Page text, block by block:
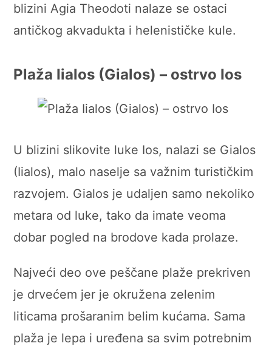
blizini Agia Theodoti nalaze se ostaci
antičkog akvadukta i helenističke kule.
Plaža Iialos (Gialos) – ostrvo Ios
U blizini slikovite luke Ios, nalazi se Gialos
(Iialos), malo naselje sa važnim turističkim
razvojem. Gialos je udaljen samo nekoliko
metara od luke, tako da imate veoma
dobar pogled na brodove kada prolaze.
Najveći deo ove peščane plaže prekriven
je drvećem jer je okružena zelenim
liticama prošaranim belim kućama. Sama
plaža je lepa i uređena sa svim potrebnim